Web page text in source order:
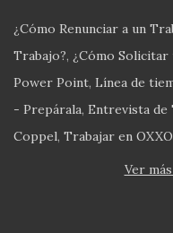
¿Cómo Renunciar a un
Trabajo? ¿Cómo Solicitar
Power Point Línea de
- Prepárala Entrevista de
Coppel Trabajar en OXXO
Ver